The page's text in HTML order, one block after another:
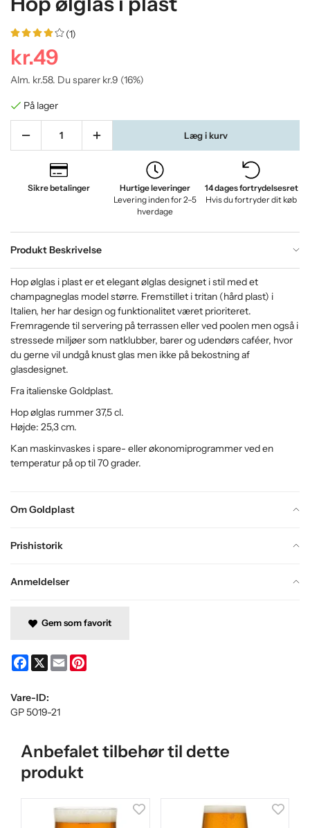
(1)
kr.49
Alm. kr.58. Du sparer kr.9 (16%)
På lager
Læg i kurv
Sikre betalinger
Hurtige leveringer
Levering inden for 2–5
hverdage
14 dages fortrydelsesret
Hvis du fortryder dit køb
Produkt Beskrivelse
Om Goldplast
Prishistorik
Anmeldelser
Hop ølglas i plast er et elegant ølglas designet i stil med et
champagneglas model større. Fremstillet i tritan (hård plast) i
Italien, her har design og funktionalitet været prioriteret.
Fremragende til servering på terrassen eller ved poolen men også i
stressede miljøer som natklubber, barer og udendørs caféer, hvor
du gerne vil undgå knust glas men ikke på bekostning af
glasdesignet.
Fra italienske Goldplast.
Hop ølglas rummer 37,5 cl.
Højde: 25,3 cm.
Kan maskinvaskes i spare- eller økonomiprogrammer ved en
temperatur på op til 70 grader.
Gem som favorit
Facebook
X Email
Vare-ID:
GP 5019-21
Anbefalet tilbehør til dette
produkt